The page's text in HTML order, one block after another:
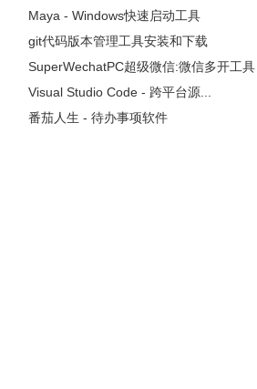
Maya - Windows快速启动工具
git代码版本管理工具安装和下载
SuperWechatPC超级微信:微信多开工具
Visual Studio Code - 跨平台源...
番茄人生 - 待办事项软件